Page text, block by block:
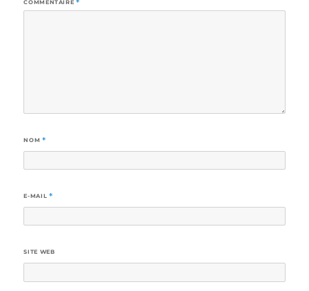
COMMENTAIRE *
NOM *
E-MAIL *
SITE WEB